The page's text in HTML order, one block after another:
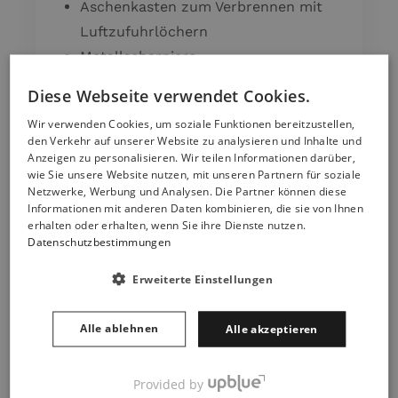
Aschenkasten zum Verbrennen mit
Luftzufuhrlöchern
Metallscharniere
✔️ Gesamtabmessungen:
Höhe – 113 cm
Breite – 40 cm
Tiefe – 39 cm
✔️ Räucherkammer Abmessungen:
Höhe – 75 cm
Diese Webseite verwendet Cookies.
Wir verwenden Cookies, um soziale Funktionen bereitzustellen,
den Verkehr auf unserer Website zu analysieren und Inhalte und
Anzeigen zu personalisieren. Wir teilen Informationen darüber,
wie Sie unsere Website nutzen, mit unseren Partnern für soziale
Netzwerke, Werbung und Analysen. Die Partner können diese
Informationen mit anderen Daten kombinieren, die sie von Ihnen
erhalten oder erhalten, wenn Sie ihre Dienste nutzen.
Datenschutzbestimmungen
Alle akzeptieren
Alle ablehnen
Erweiterte Einstellungen
Provided by